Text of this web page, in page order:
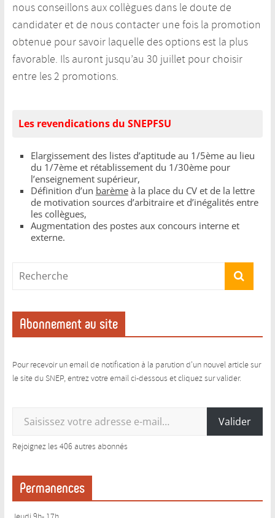
nous conseillons aux collègues dans le doute de
candidater et de nous contacter une fois la promotion
obtenue pour savoir laquelle des options est la plus
favorable. Ils auront jusqu’au 30 juillet pour choisir
entre les 2 promotions.
Les revendications du SNEPFSU
Elargissement des listes d’aptitude au 1/5ème au lieu
du 1/7ème et rétablissement du 1/30ème pour
l’enseignement supérieur,
Définition d’un barèmeà la place du CV et de la lettre
de motivation sources d’arbitraire et d’inégalités entre
les collègues,
Augmentation des postes aux concours interne et
externe.
Abonnement au site
Pour recevoir un email de notification à la parution d'un nouvel article sur
le site du SNEP, entrez votre email ci-dessous et cliquez sur valider.
Valider
Rejoignez les 406 autres abonnés
Permanences